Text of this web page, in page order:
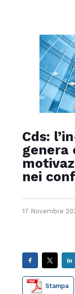
Cds:
genera
nei
17 Novembre
Stampa